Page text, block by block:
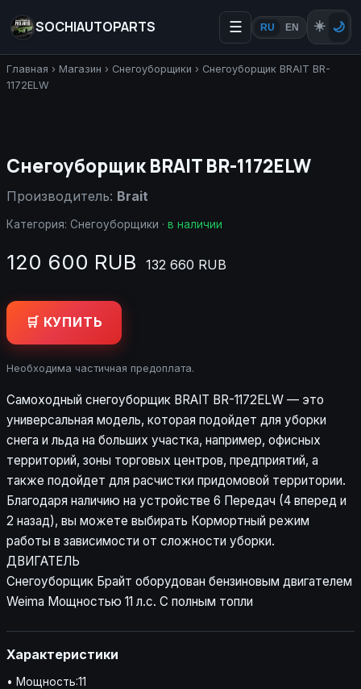
SOCHIAUTOPARTS ☰ RU EN ☀️ 🌙
Главная › Магазин › Снегоуборщики › Снегоуборщик BRAIT BR-
1172ELW
Снегоуборщик BRAIT BR-1172ELW
Производитель: Brait
Категория: Снегоуборщики · в наличии
120 600 RUB 132 660 RUB
🛒 КУПИТЬ
Необходима частичная предоплата.
Самоходный снегоуборщик BRAIT BR-1172ELW — это
универсальная модель, которая подойдет для уборки
снега и льда на больших участка, например, офисных
территорий, зоны торговых центров, предприятий, а
также подойдет для расчистки придомовой территории.
Благодаря наличию на устройстве 6 Передач (4 вперед и
2 назад), вы можете выбирать Кормортный режим
работы в зависимости от сложности уборки.
ДВИГАТЕЛЬ
Снегоуборщик Брайт оборудован бензиновым двигателем
Weima Мощностью 11 л.с. С полным топли
Характеристики
• Мощность:11